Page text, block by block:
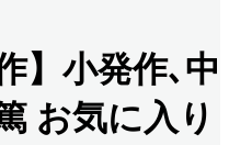
】小発作､中
お気に入り